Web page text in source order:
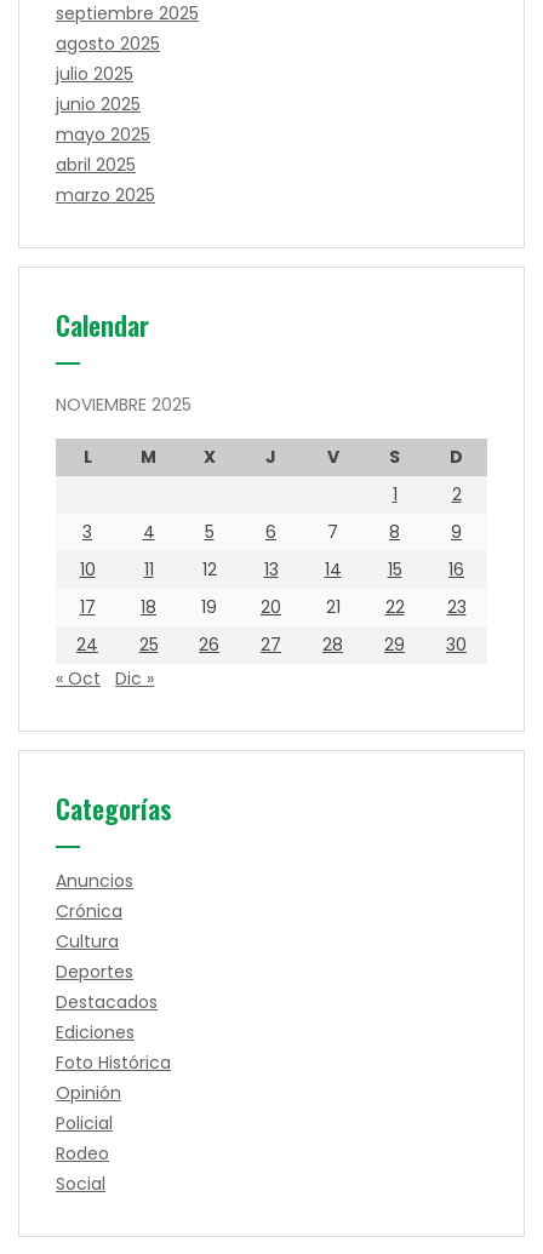
septiembre 2025
agosto 2025
julio 2025
junio 2025
mayo 2025
abril 2025
marzo 2025
Calendar
NOVIEMBRE 2025
L M X J V S
D
1
2
3
4 5 6 7 8
9
10
11 12 13 14 15
16
17
18 19 20 21 22
23
24
25 26 27 28 29
30
« Oct
Dic »
Categorías
Anuncios
Crónica
Cultura
Deportes
Destacados
Ediciones
Foto Histórica
Opinión
Policial
Rodeo
Social